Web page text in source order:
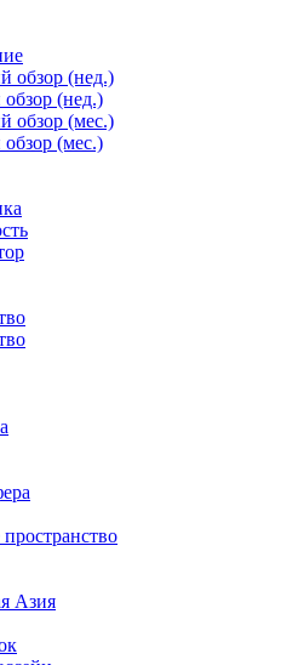
обзор (нед.)
(нед.)
обзор (мес.)
(мес.)
Азия